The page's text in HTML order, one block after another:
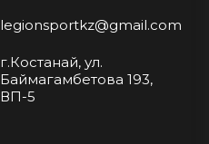
legionsportkz@gmail.com
г.Костанай, ул.
Баймагамбетова 193,
ВП-5